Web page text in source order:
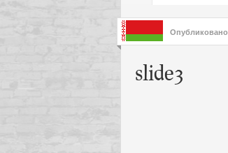
Опубликовано
slide3